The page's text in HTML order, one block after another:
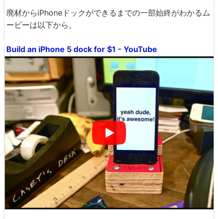
廃材からiPhoneドックができるまでの一部始終がわかるム
ービーは以下から。
Build an iPhone 5 dock for $1 - YouTube